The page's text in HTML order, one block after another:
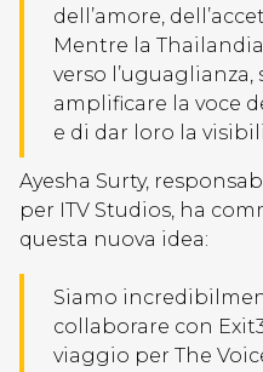
dell’amore,
Mentre la
verso
amplificare la voce
e di dar loro la
Ayesha Surty,
per ITV Studios, ha
questa nuova idea:
Siamo
collaborare con
viaggio per The